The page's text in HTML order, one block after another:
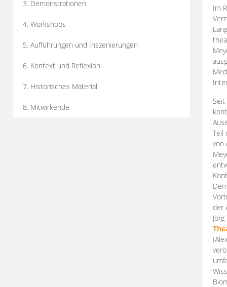
3. Demonstrationen
4. Workshops
5. Aufführungen und Inszenierungen
6. Kontext und Reflexion
7. Historisches Material
8. Mitwirkende
Im
Teil
von
der